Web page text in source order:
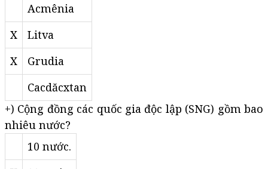
Acmênia
X
Litva
X
Grudia
Cacdăcxtan
+) Cộng đồng các quốc gia độc lập (SNG) gồm bao
nhiêu nước?
10 nước.